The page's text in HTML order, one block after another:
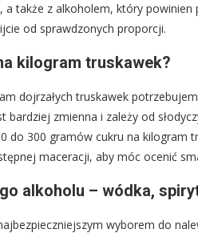
także z alkoholem, który powinien
od sprawdzonych proporcji.
kilogram truskawek?
dojrzałych truskawek
bardziej zmienna i zależy od
do 300 gramów cukru na kilogram
maceracji, aby móc ocenić
alkoholu – wódka,
wyborem do